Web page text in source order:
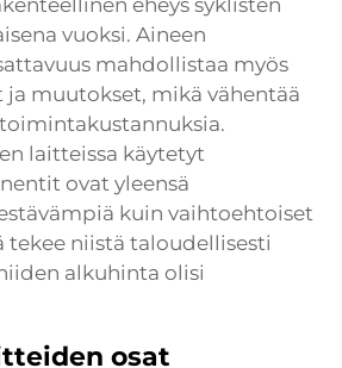
eheys syklisten
vuoksi. Aineen
mahdollistaa myös
muutokset, mikä vähentää
laitteissa käytetyt
ovat yleensä
kuin vaihtoehtoiset
niistä taloudellisesti
alkuhinta olisi
osat